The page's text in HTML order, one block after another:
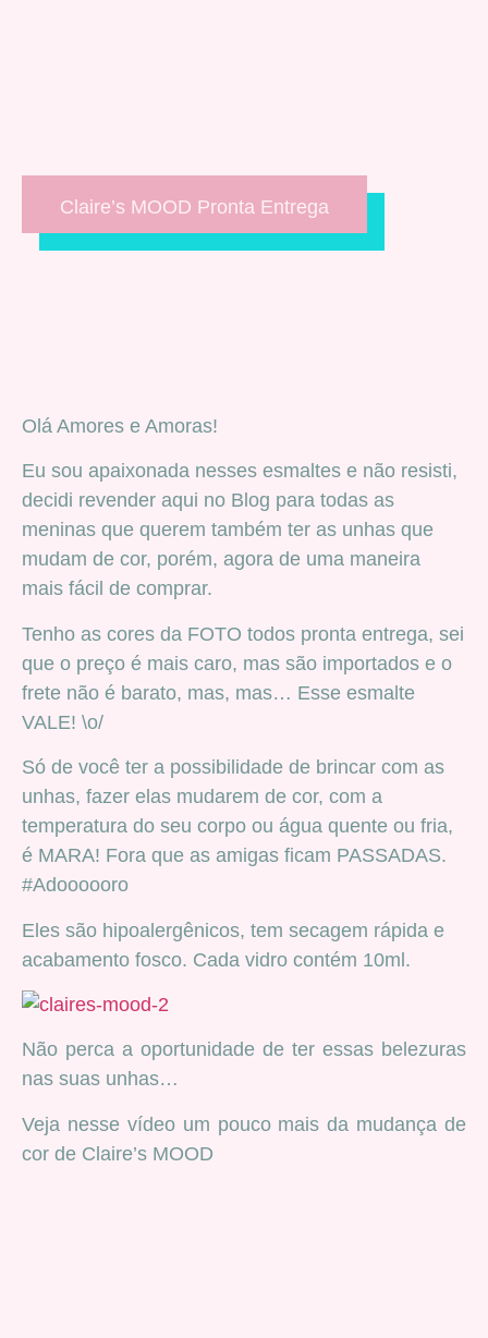
Claire’s MOOD Pronta Entrega
Olá Amores e Amoras!
Eu sou apaixonada nesses esmaltes e não resisti,
decidi revender aqui no Blog para todas as
meninas que querem também ter as unhas que
mudam de cor, porém, agora de uma maneira
mais fácil de comprar.
Tenho as cores da FOTO todos pronta entrega, sei
que o preço é mais caro, mas são importados e o
frete não é barato, mas, mas… Esse esmalte
VALE! \o/
Só de você ter a possibilidade de brincar com as
unhas, fazer elas mudarem de cor, com a
temperatura do seu corpo ou água quente ou fria,
é MARA! Fora que as amigas ficam PASSADAS.
#Adoooooro
Eles são hipoalergênicos, tem secagem rápida e
acabamento fosco. Cada vidro contém 10ml.
Não perca a oportunidade de ter essas belezuras
nas suas unhas…
Veja nesse vídeo um pouco mais da mudança de
cor de Claire’s MOOD